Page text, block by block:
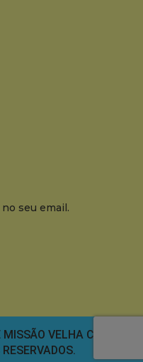
seu email.
VELHA CEARÁ.